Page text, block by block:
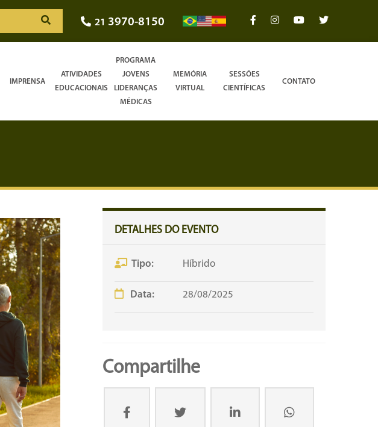
21 3970-8150
IMPRENSA
ATIVIDADES
EDUCACIONAIS
PROGRAMA
JOVENS
LIDERANÇAS
MÉDICAS
MEMÓRIA
VIRTUAL
SESSÕES
CIENTÍFICAS
CONTATO
DETALHES DO EVENTO
Tipo: Híbrido
Data: 28/08/2025
Compartilhe